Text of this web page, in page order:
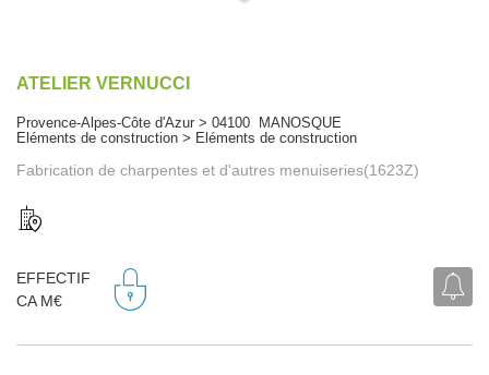
ATELIER VERNUCCI
Provence-Alpes-Côte d'Azur > 04100 MANOSQUE
Eléments de construction > Eléments de construction
Fabrication de charpentes et d'autres menuiseries(1623Z)
EFFECTIF
CA M€